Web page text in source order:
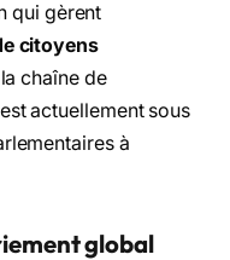
qui gèrent
citoyens
chaîne de
actuellement sous
à
global